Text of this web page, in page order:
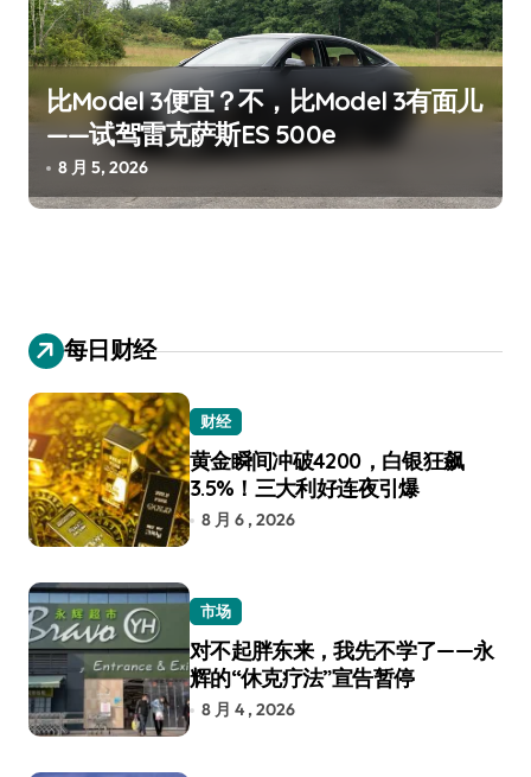
比Model 3便宜？不，比Model 3有面儿
——试驾雷克萨斯ES 500e
8 月 5, 2026
每日财经
财经
黄金瞬间冲破4200，白银狂飙
3.5%！三大利好连夜引爆
8 月 6 , 2026
市场
对不起胖东来，我先不学了——永
辉的“休克疗法”宣告暂停
8 月 4 , 2026